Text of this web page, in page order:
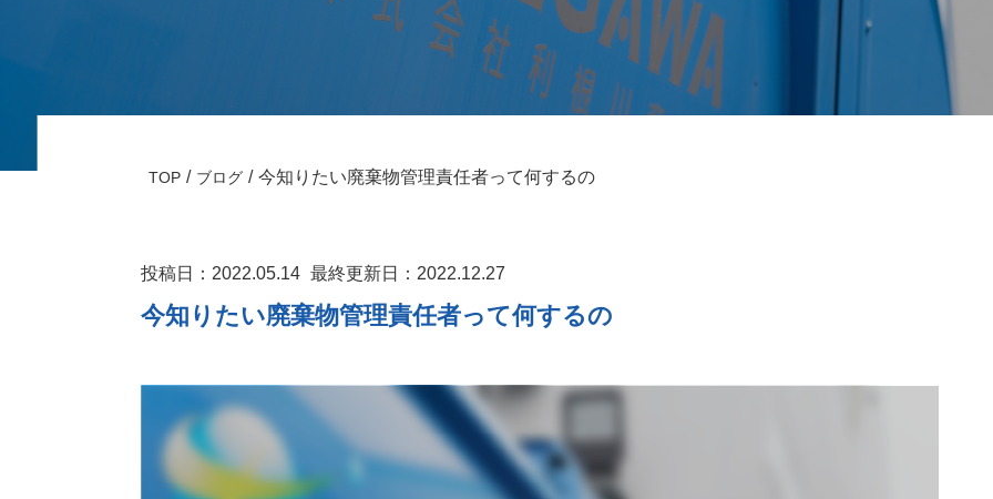
TOP ブログ 今知りたい廃棄物管理責任者って何するの
投稿日：2022.05.14 最終更新日：2022.12.27
今知りたい廃棄物管理責任者って何するの